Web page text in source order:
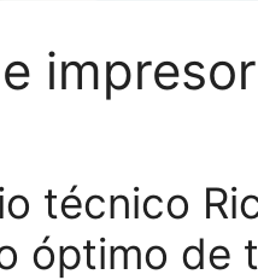
técnico
óptimo de